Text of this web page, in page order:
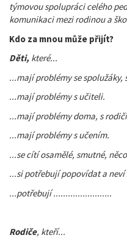
týmovou spolupráci celého
komunikaci mezi rodinou a
Kdo za mnou může přijít?
Děti, které...
...mají problémy se spolužáky,
...mají problémy s učiteli.
...mají problémy doma, s
...mají problémy s učením.
...se cítí osamělé, smutné,
...si potřebují popovídat a neví
...potřebují ........................
Rodiče, kteří...